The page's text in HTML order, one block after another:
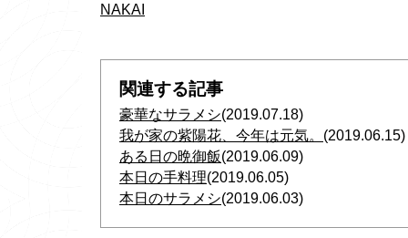
NAKAI
関連する記事
豪華なサラメシ(2019.07.18)
我が家の紫陽花、今年は元気。 (2019.06.15)
ある日の晩御飯(2019.06.09)
本日の手料理(2019.06.05)
本日のサラメシ(2019.06.03)